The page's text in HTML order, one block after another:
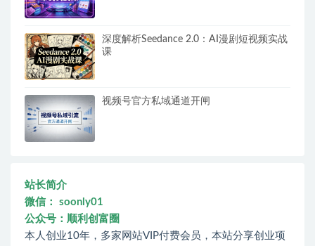
深度解析Seedance 2.0：AI漫剧短视频实战
课
视频号官方私域通道开闸
站长简介
微信： soonly01
公众号：顺利创富圈
本人创业10年，多家网站VIP付费会员，本站分享创业项